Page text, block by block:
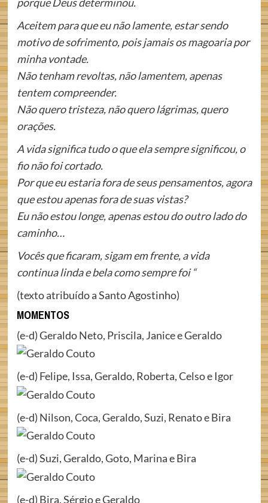
Aceitem para que eu não lamente, estar sendo
motivo de sofrimento, pois jamais os magoaria por
minha vontade.
Não tenham revoltas, não lamentem, apenas
tentem compreender.
Não quero tristeza, não quero lágrimas, quero
orações.
A vida significa tudo o que ela sempre significou, o
fio não foi cortado.
Por que eu estaria fora de seus pensamentos, agora
que estou apenas fora de suas vistas?
Eu não estou longe, apenas estou do outro lado do
caminho…
Vocês que ficaram, sigam em frente, a vida
continua linda e bela como sempre foi “
(texto atribuído a Santo Agostinho)
MOMENTOS
(e-d) Geraldo Neto, Priscila, Janice e Geraldo
(e-d) Felipe, Issa, Geraldo, Roberta, Celso e Igor
(e-d) Nilson, Coca, Geraldo, Suzi, Renato e Bira
(e-d) Suzi, Geraldo, Goto, Marina e Bira
(e-d) Bira, Sérgio e Geraldo